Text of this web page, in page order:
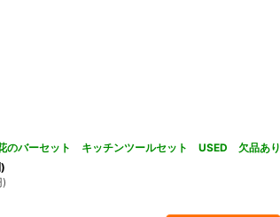
のバーセット キッチンツールセット USED 欠品あり
)